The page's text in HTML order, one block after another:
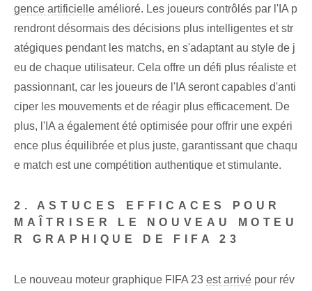
gence artificielle amélioré. Les joueurs contrôlés par l'IA p
rendront désormais des décisions plus ⁤intelligentes et⁣ str
atégiques pendant les matchs, ‌en s'adaptant⁣ au style de j
eu de chaque utilisateur⁢. Cela offre un défi plus réaliste et
passionnant, car les joueurs de l'IA seront capables d'anti
ciper les mouvements et de réagir plus efficacement. De
plus, l'IA a également été optimisée pour offrir une expéri
ence plus équilibrée et plus juste, garantissant⁢ que chaqu
e match ‌est une compétition authentique et stimulante.
2. ASTUCES EFFICACES POUR
MAÎTRISER LE NOUVEAU MOTEU
R GRAPHIQUE DE FIFA 23
Le nouveau moteur graphique FIFA 23 est arrivé pour rév